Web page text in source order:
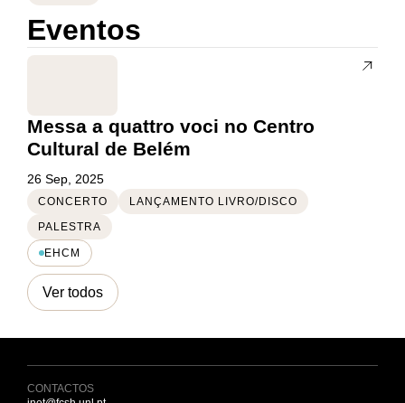
Eventos
Messa a quattro voci no Centro
Cultural de Belém
26 Sep, 2025
CONCERTO
LANÇAMENTO LIVRO/DISCO
PALESTRA
EHCM
Ver todos
CONTACTOS